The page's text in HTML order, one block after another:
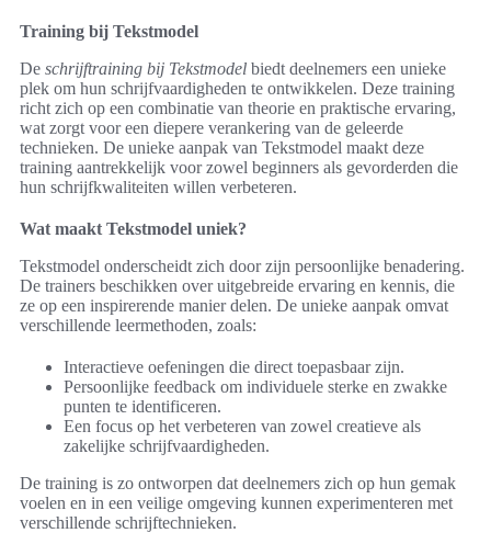
Training bij Tekstmodel
De schrijftraining bij Tekstmodel biedt deelnemers een unieke
plek om hun schrijfvaardigheden te ontwikkelen. Deze training
richt zich op een combinatie van theorie en praktische ervaring,
wat zorgt voor een diepere verankering van de geleerde
technieken. De unieke aanpak van Tekstmodel maakt deze
training aantrekkelijk voor zowel beginners als gevorderden die
hun schrijfkwaliteiten willen verbeteren.
Wat maakt Tekstmodel uniek?
Tekstmodel onderscheidt zich door zijn persoonlijke benadering.
De trainers beschikken over uitgebreide ervaring en kennis, die
ze op een inspirerende manier delen. De unieke aanpak omvat
verschillende leermethoden, zoals:
Interactieve oefeningen die direct toepasbaar zijn.
Persoonlijke feedback om individuele sterke en zwakke
punten te identificeren.
Een focus op het verbeteren van zowel creatieve als
zakelijke schrijfvaardigheden.
De training is zo ontworpen dat deelnemers zich op hun gemak
voelen en in een veilige omgeving kunnen experimenteren met
verschillende schrijftechnieken.